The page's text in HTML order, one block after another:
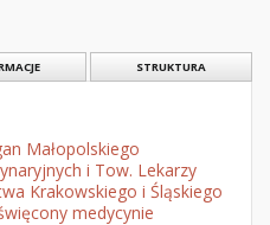
STRUKTURA
Małopolskiego
i Tow. Lekarzy
Krakowskiego i Śląskiego
medycynie